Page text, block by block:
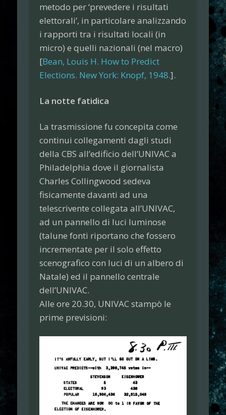
metodo per ‘prevedere i risultati
elettorali’, in particolare analizzando
i rapporti tra i risultati locali (in
micro) e quelli nazionali (nel macro)
[Bean, Louis H. How to Predict
Elections. New York: Knopf, 1948.].
La notte fatidica
La trasmissione fu concepita come
continui collegamenti dagli studi
della CBS all’edificio dell’UNIVAC a
Philadelphia dove il giornalista
Charles Collingwood sedeva
fisicamente davanti ad una
telescrivente collegata all’UNIVAC,
ad un pannello di luci luminose
(talune fonti riportano che fossero
incrementate per il solo effetto
scenografico con luci di un albero di
Natale) ed il pannello centrale
dell’UNIVAC.
Alle ore 20.30, UNIVAC stampò le
prime previsioni: